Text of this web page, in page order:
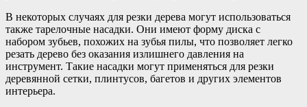
В некоторых случаях для резки дерева могут использоваться
также тарелочные насадки. Они имеют форму диска с
набором зубьев, похожих на зубья пилы, что позволяет легко
резать дерево без оказания излишнего давления на
инструмент. Такие насадки могут применяться для резки
деревянной сетки, плинтусов, багетов и других элементов
интерьера.